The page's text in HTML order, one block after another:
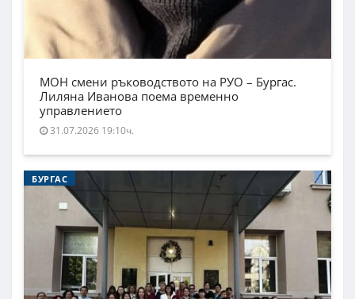
МОН смени ръководството на РУО – Бургас.
Лиляна Иванова поема временно
управлението
31.07.2026 19:10ч.
БУРГАС